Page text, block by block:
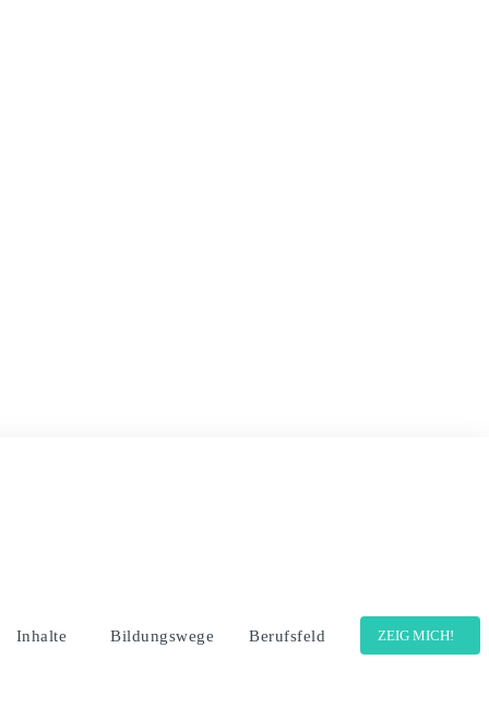
Inhalte Bildungswege Berufsfeld ZEIG MICH!